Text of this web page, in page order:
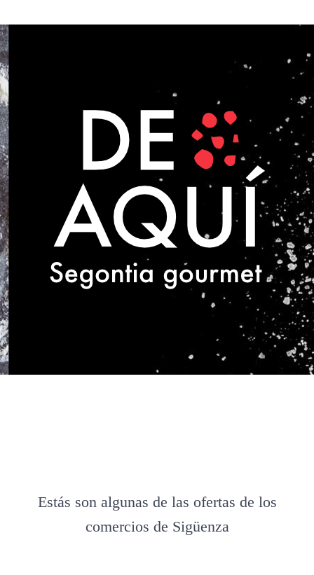
Estás son algunas de las ofertas de los
comercios de Sigüenza